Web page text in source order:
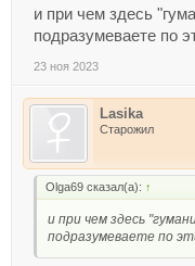
и при чем здесь
подразумеваете по
23 ноя 2023
Lasika
Старожил
Olga69 сказал(а): ↑
и при чем здесь
подразумеваете по